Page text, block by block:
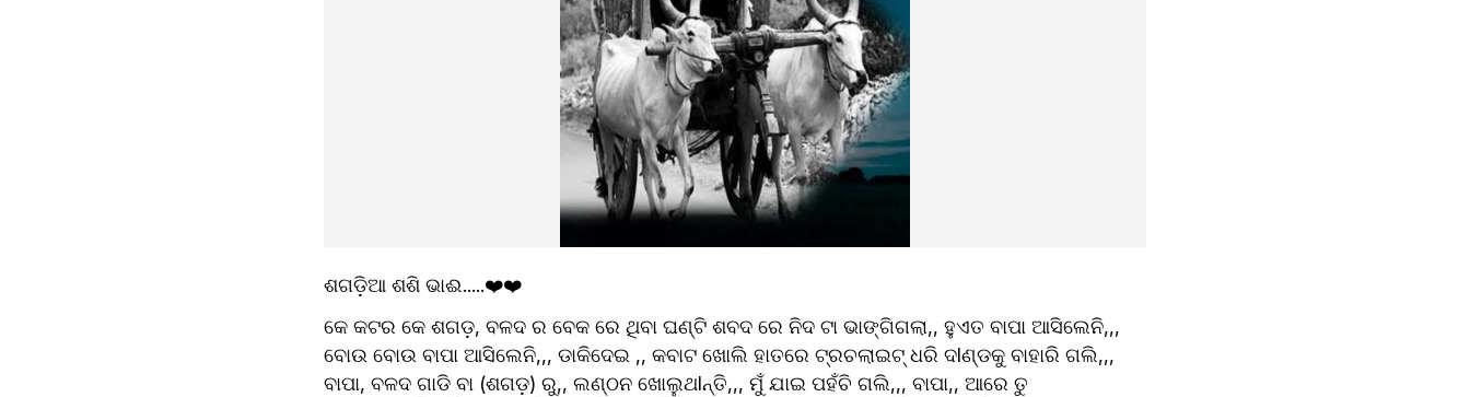
ଶଗଡ଼ିଆ ଶଶି ଭାଈ.....❤️❤️
କେ କଟର କେ ଶଗଡ଼, ବଳଦ ର ବେକ ରେ ଥିବା ଘଣ୍ଟି ଶବଦ ରେ ନିଦ ଟା ଭାଙ୍ଗିଗଲା,, ହୁଏତ ବାପା ଆସିଲେନି,,,
ବୋଉ ବୋଉ ବାପା ଆସିଲେନି,,, ଡାକିଦେଇ ,, କବାଟ ଖୋଲି ହାତରେ ଟ୍ରଚଲାଇଟ୍ ଧରି ଦlଣ୍ଡକୁ ବାହାରି ଗଲି,,,
ବାପା, ବଳଦ ଗାଡି ବା (ଶଗଡ଼) ରୁ,, ଲଣ୍ଠନ ଖୋଲୁଥlନ୍ତି,,, ମୁଁ ଯାଇ ପହଁଚି ଗଲି,,, ବାପା,, ଆରେ ତୁ